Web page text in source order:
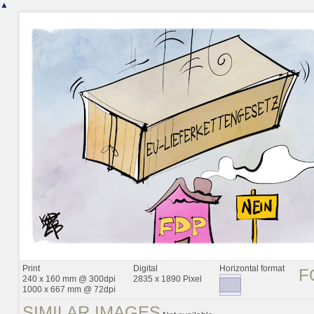
▲
Print
240 x 160 mm @ 300dpi
1000 x 667 mm @ 72dpi
Digital
2835 x 1890 Pixel
Horizontal format